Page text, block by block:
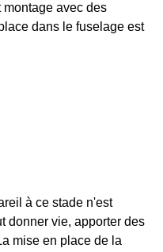
montage avec des
dans le fuselage est
à ce stade n'est
donner vie, apporter des
mise en place de la